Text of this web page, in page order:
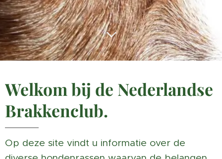
Welkom bij de Nederlandse
Brakkenclub.
Op deze site vindt u informatie over de